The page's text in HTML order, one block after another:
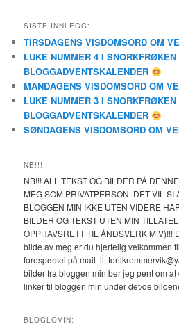
SISTE INNLEGG:
TIRSDAGENS VISDOMSORD OM
LUKE NUMMER 4 I SNORKFRØKEN
BLOGGADVENTSKALENDER
MANDAGENS VISDOMSORD OM
LUKE NUMMER 3 I SNORKFRØKEN
BLOGGADVENTSKALENDER
SØNDAGENS VISDOMSORD OM
NB!!!
NB!!! ALL TEKST OG BILDER PÅ
MEG SOM PRIVATPERSON. DET VIL SI
BLOGGEN MIN IKKE UTEN VIDERE
BILDER OG TEKST UTEN MIN
OPPHAVSRETT TIL ÅNDSVERK M.V)!!!
bilde av meg er du hjertelig velkommen
forespørsel på mail til:
bilder fra bloggen min ber jeg pent om
linker til bloggen min under det/de
BLOGLOVIN: